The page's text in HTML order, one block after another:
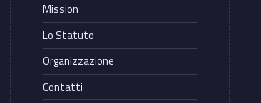
Mission
Lo Statuto
Organizzazione
Contatti